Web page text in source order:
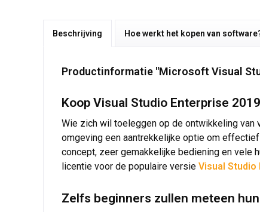
Beschrijving Hoe werkt het kopen van
Productinformatie "Microsoft Visual
Koop Visual Studio Enterprise
Wie zich wil toeleggen op de ontwikkeling
omgeving een aantrekkelijke optie om
concept, zeer gemakkelijke bediening en vele
licentie voor de populaire versie Visual Studio
Zelfs beginners zullen meteen